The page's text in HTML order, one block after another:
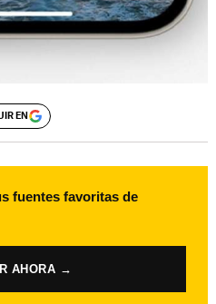
EN
fuentes favoritas de
AHORA →